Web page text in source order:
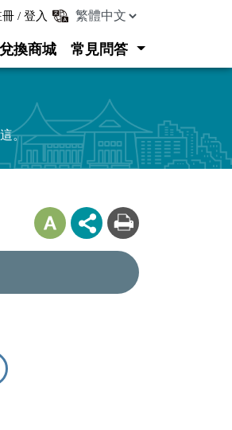
/ 登入
兌換商城 常見問答
。